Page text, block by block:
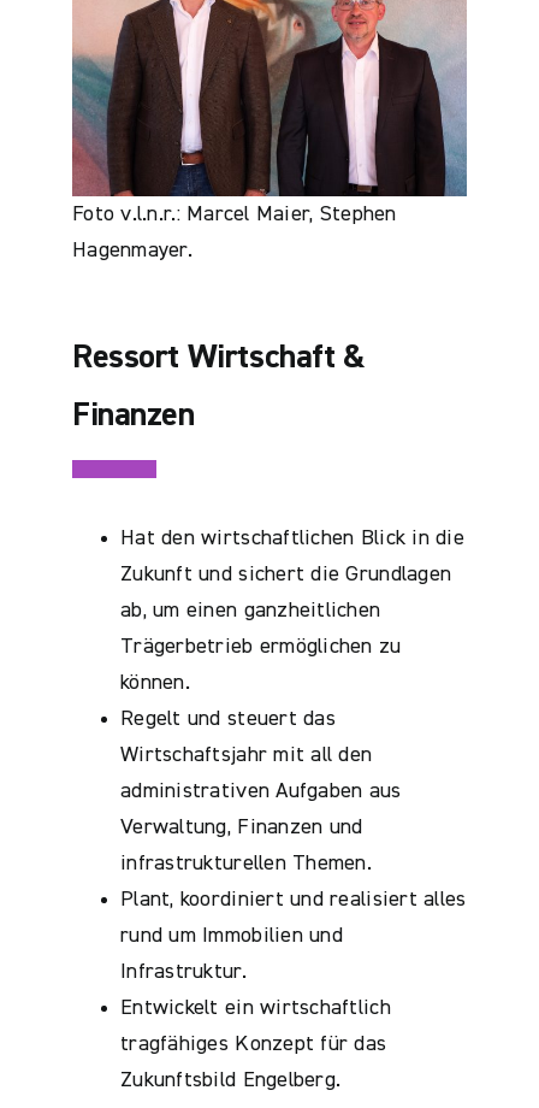
Foto v.l.n.r.: Marcel Maier, Stephen
Hagenmayer.
Ressort Wirtschaft &
Finanzen
Hat den wirtschaftlichen Blick in die
Zukunft und sichert die Grundlagen
ab, um einen ganzheitlichen
Trägerbetrieb ermöglichen zu
können.
Regelt und steuert das
Wirtschaftsjahr mit all den
administrativen Aufgaben aus
Verwaltung, Finanzen und
infrastrukturellen Themen.
Plant, koordiniert und realisiert alles
rund um Immobilien und
Infrastruktur.
Entwickelt ein wirtschaftlich
tragfähiges Konzept für das
Zukunftsbild Engelberg.